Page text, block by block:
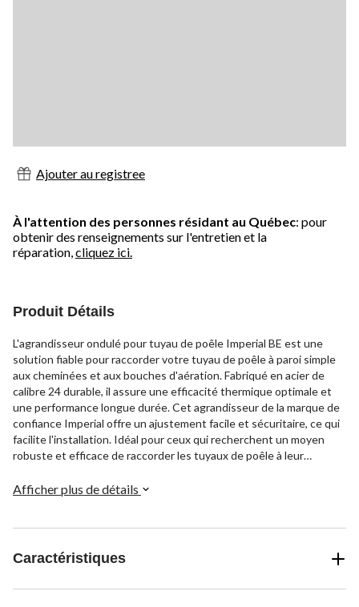
Ajouter au registree
À l'attention des personnes résidant au Québec: pour
obtenir des renseignements sur l'entretien et la
réparation,cliquez ici.
Produit Détails
L'agrandisseur ondulé pour tuyau de poêle Imperial BE est une
solution fiable pour raccorder votre tuyau de poêle à paroi simple
aux cheminées et aux bouches d'aération. Fabriqué en acier de
calibre 24 durable, il assure une efficacité thermique optimale et
une performance longue durée. Cet agrandisseur de la marque de
confiance Imperial offre un ajustement facile et sécuritaire, ce qui
facilite l'installation. Idéal pour ceux qui recherchent un moyen
robuste et efficace de raccorder les tuyaux de poêle à leur
Afficher plus de détails
Caractéristiques